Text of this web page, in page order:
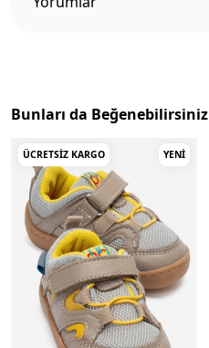
Bunları da Beğenebilirsiniz
ÜCRETSIZ KARGO YENI